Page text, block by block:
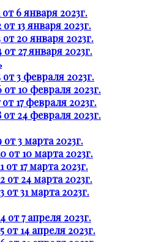
6 января 2023г.
13 января 2023г.
20 января 2023г.
27 января 2023г.
3 февраля 2023г.
10 февраля 2023г.
17 февраля 2023г.
24 февраля 2023г.
3 марта 2023г.
от 10 марта 2023г.
от 17 марта 2023г.
от 24 марта 2023г.
от 31 марта 2023г.
от 7 апреля 2023г.
от 14 апреля 2023г.